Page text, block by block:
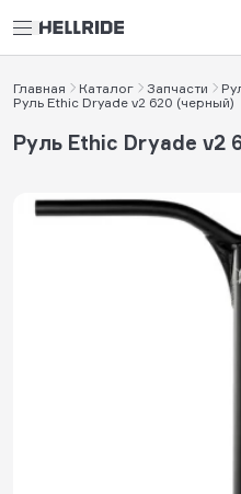
Главная Каталог Запчасти
Руль Ethic Dryade v2 620 (черный)
Руль Ethic Dryade v2